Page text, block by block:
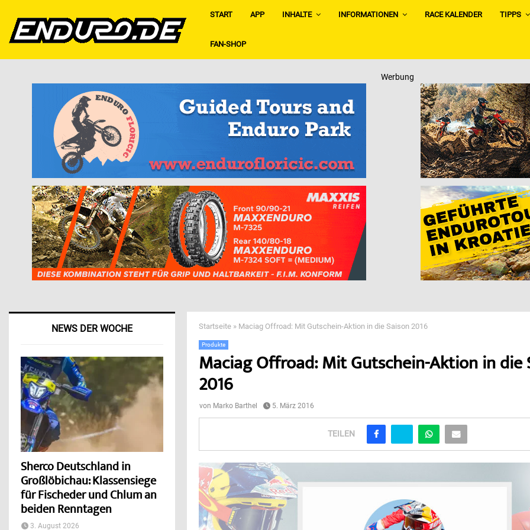
START APP INHALTE INFORMATIONEN RACE KALENDER TIPPS
FAN-SHOP
Werbung
Startseite » Maciag Offroad: Mit Gutschein-Aktion in die Saison 2016
Produkte
Maciag Offroad: Mit Gutschein-Aktion in die
2016
von Marko Barthel 5. März 2016
TEILEN
NEWS DER WOCHE
Sherco Deutschland in
Großlöbichau: Klassensiege
für Fischeder und Chlum an
beiden Renntagen
3. August 2026